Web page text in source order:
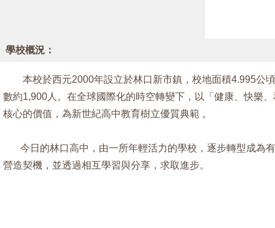
學校概況：
本校於西元2000年設立於林口新市鎮，校地面積4.995公
數約1,900人。在全球國際化的時空轉變下，以「健康、快樂
核心的價值，為新世紀高中教育樹立優質典範 。
今日的林口高中，由一所年輕活力的學校，逐步轉型成為
營造契機，並透過相互學習與分享，求取進步。